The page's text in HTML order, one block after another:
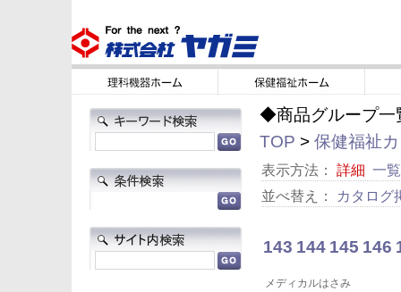
◆商品グループ一
TOP > 保健福祉
表示方法： 詳細 一覧
並べ替え：
カタログ
143 144 145 146
メディカルはさみ